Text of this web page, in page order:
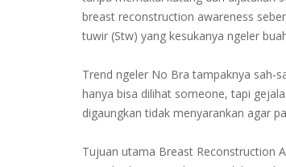
breast reconstruction awareness
tuwir (Stw) yang kesukanya ngeler
Trend ngeler No Bra tampaknya sah-
hanya bisa dilihat someone, tapi
digaungkan tidak menyarankan agar
Tujuan utama Breast Reconstruction